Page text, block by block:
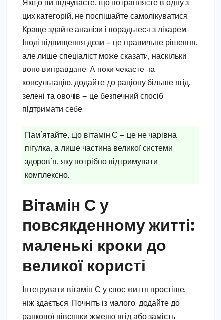
Якщо ви відчуваєте, що потрапляєте в одну з
цих категорій, не поспішайте самолікуватися.
Краще здайте аналізи і порадьтеся з лікарем.
Іноді підвищення дози — це правильне рішення,
але лише спеціаліст може сказати, наскільки
воно виправдане. А поки чекаєте на
консультацію, додайте до раціону більше ягід,
зелені та овочів — це безпечний спосіб
підтримати себе.
Пам’ятайте, що вітамін С — це не чарівна
пігулка, а лише частина великої системи
здоров’я, яку потрібно підтримувати
комплексно.
Вітамін С у
повсякденному житті:
маленькі кроки до
великої користі
Інтегрувати вітамін С у своє життя простіше,
ніж здається. Почніть із малого: додайте до
ранкової вівсянки жменю ягід або замість